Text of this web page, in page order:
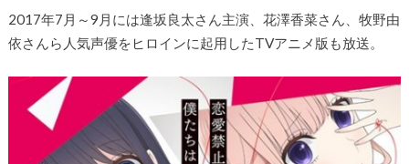
2017年7月～9月には逢坂良太さん主演、花澤香菜さん、牧野由
依さんら人気声優をヒロインに起用したTVアニメ版も放送。